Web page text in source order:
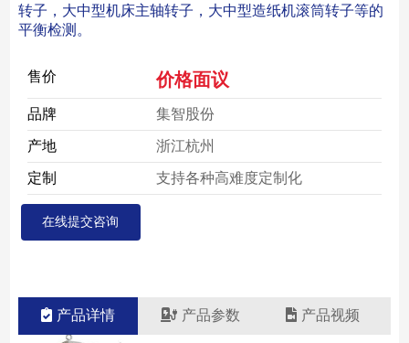
转子，大中型机床主轴转子，大中型造纸机滚筒转子等的
平衡检测。
售价 价格面议
品牌 集智股份
产地 浙江杭州
定制 支持各种高难度定制化
在线提交咨询
产品详情 产品参数 产品视频